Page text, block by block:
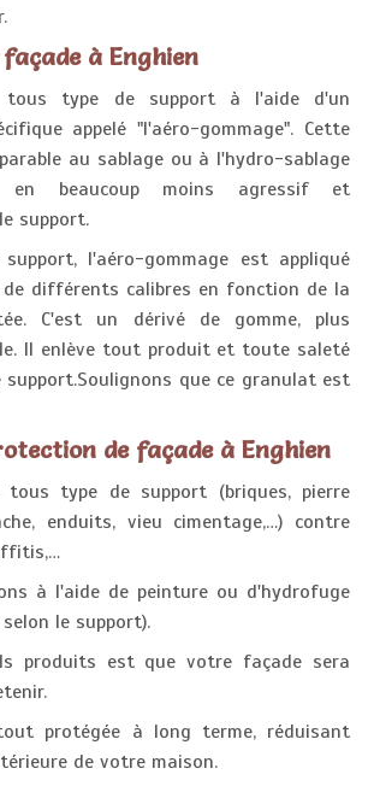
à Enghien
tous type de support à l'aide d'un
appelé "l'aéro-gommage". Cette
au sablage ou à l'hydro-sablage
en beaucoup moins agressif et
support.
l'aéro-gommage est appliqué
différents calibres en fonction de la
C'est un dérivé de gomme, plus
Il enlève tout produit et toute saleté
que ce granulat est
de façade à Enghien
tous type de support (briques, pierre
enduits, vieu cimentage,…) contre
à l'aide de peinture ou d'hydrofuge
le support).
produits est que votre façade sera
protégée à long terme, réduisant
de votre maison.